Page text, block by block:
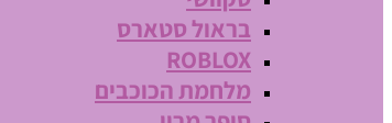
בראול סטארס
ROBLOX
מלחמת הכוכבים